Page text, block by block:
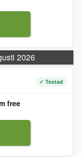
2026
✓ Testad
free